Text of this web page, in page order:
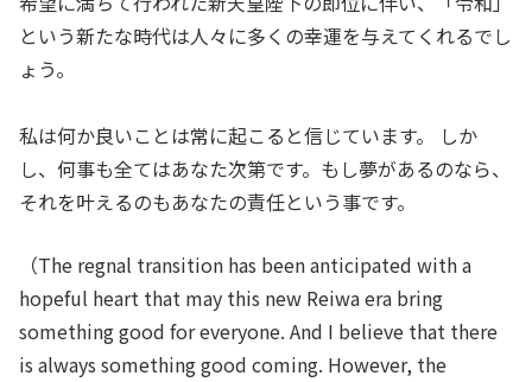
という新たな時代は人々に多くの幸運を与えてくれるでし
ょう。
私は何か良いことは常に起こると信じています。 しか
し、何事も全てはあなた次第です。もし夢があるのなら、
それを叶えるのもあなたの責任という事です。
（The regnal transition has been anticipated with a
hopeful heart that may this new Reiwa era bring
something good for everyone. And I believe that there
is always something good coming. However, the